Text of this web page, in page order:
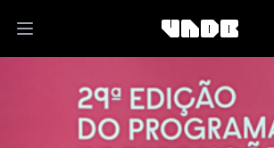
Open main menu